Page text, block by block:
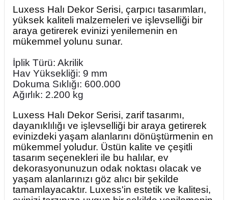
Luxess Halı Dekor Serisi, çarpıcı tasarımları,
yüksek kaliteli malzemeleri ve işlevselliği bir
araya getirerek evinizi yenilemenin en
mükemmel yolunu sunar.
İplik Türü: Akrilik
Hav Yüksekliği: 9 mm
Dokuma Sıklığı: 600.000
Ağırlık: 2.200 kg
Luxess Halı Dekor Serisi, zarif tasarımı,
dayanıklılığı ve işlevselliği bir araya getirerek
evinizdeki yaşam alanlarını dönüştürmenin en
mükemmel yoludur. Üstün kalite ve çeşitli
tasarım seçenekleri ile bu halılar, ev
dekorasyonunuzun odak noktası olacak ve
yaşam alanlarınızı göz alıcı bir şekilde
tamamlayacaktır. Luxess'in estetik ve kalitesi,